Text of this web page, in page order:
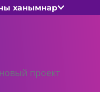
ханымнар
проект